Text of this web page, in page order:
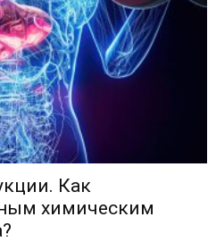
Как
химическим